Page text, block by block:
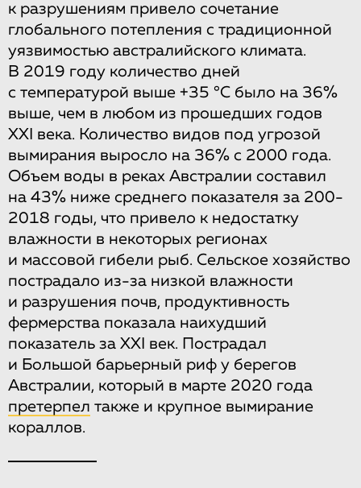
к разрушениям привело сочетание
глобального потепления с традиционной
уязвимостью австралийского климата.
В 2019 году количество дней
с температурой выше +35 °С было на 36%
выше, чем в любом из прошедших годов
XXI века. Количество видов под угрозой
вымирания выросло на 36% с 2000 года.
Объем воды в реках Австралии составил
на 43% ниже среднего показателя за 200-
2018 годы, что привело к недостатку
влажности в некоторых регионах
и массовой гибели рыб. Сельское хозяйство
пострадало из-за низкой влажности
и разрушения почв, продуктивность
фермерства показала наихудший
показатель за XXI век. Пострадал
и Большой барьерный риф у берегов
Австралии, который в марте 2020 года
претерпел также и крупное вымирание
кораллов.